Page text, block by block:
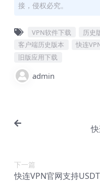
接，侵权必究。
VPN软件下载 历史
客户端历史版本
快连
旧版应用下载
admin
下一篇
快连VPN官网支持